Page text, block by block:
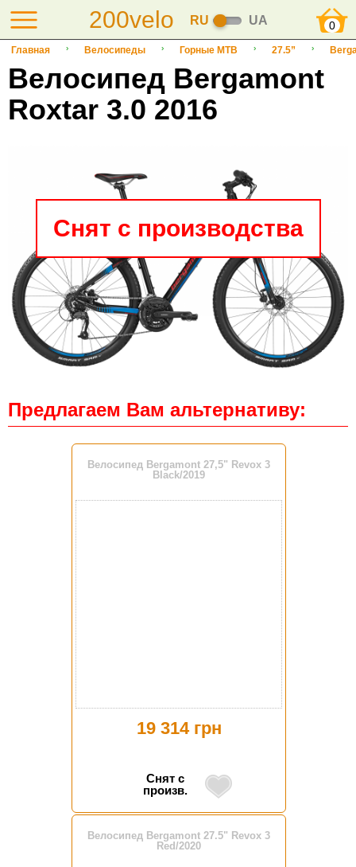
200velo RU UA 0
Главная Велосипеды Горные MTB 27.5”
Велосипед Bergamont
Roxtar 3.0 2016
Снят с производства
Предлагаем Вам альтернативу:
Велосипед Bergamont 27,5" Revox 3
Black/2019
19 314 грн
Снят с
произв.
Велосипед Bergamont 27.5" Revox 3
Red/2020